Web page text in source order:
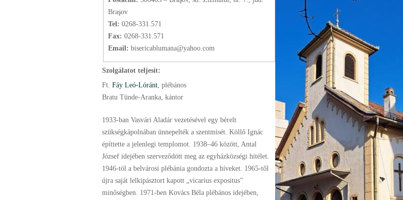
Braşov
Tel: 0268-331.571
Fax: 0268-331.571
Email: bisericablumana@yahoo.com
Szolgálatot teljesít:
Ft. Fáy Leó-Lóránt , plébános
Bratu Tünde-Aranka, kántor
1933-ban Vasvári Aladár vezetésével egy bérelt
szükségkápolnában ünnepelték a szentmisét. Köllő Ignác
építtette a jelenlegi templomot. 1938–46 között, Antal
József idejében szerveződött meg az egyházközségi hitélet.
1946-tól a belvárosi plébánia gondozta a híveket. 1965-től
újra saját lelkipásztort kapott „vicarius expositus”
minőségben. 1971-ben Kovács Béla plébános idejében,